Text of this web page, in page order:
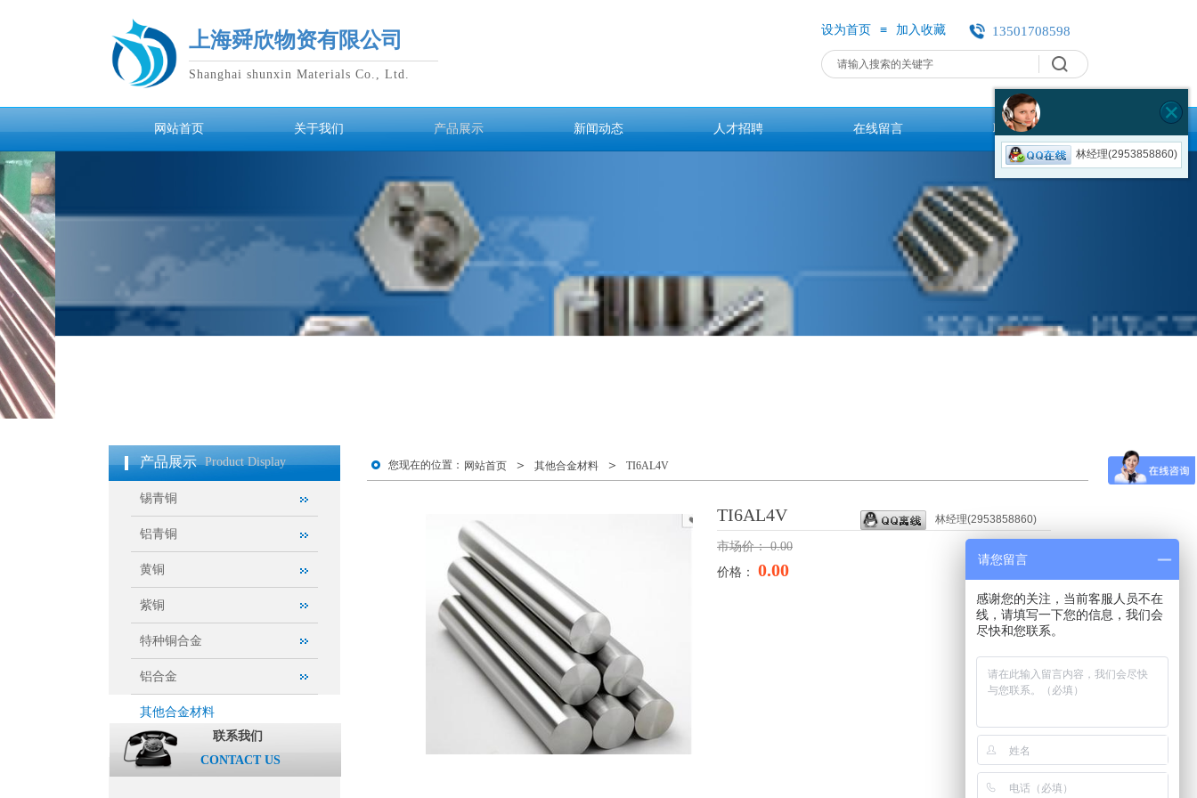
13501708598
13501708598
设为首页 ≡ 加入收藏
​上海舜欣物资有限公司
Shanghai shunxin Materials Co., Ltd.
网站首页 关于我们 产品展示 新闻动态 人才招聘 在线留言 联系我们
产品展示 Product Display 您现在的位置： 网站首页 ＞ 其他合金材料 ＞ TI6AL4V
锡青铜
铝青铜
黄铜
紫铜
特种铜合金
铝合金
其他合金材料
TI6AL4V
市场价：0.00
价格： 0.00
林经理(2953858860)
联系我们
CONTACT US
林经理(2953858860)
请您留言
感谢您的关注，当前客服人员不在
线，请填写一下您的信息，我们会
尽快和您联系。